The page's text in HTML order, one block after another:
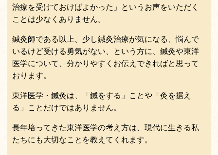
治療を受けておけばよかった」というお声をいただく
ことは少なくありません。
鍼灸師である以上、少し鍼灸治療が気になる、悩んで
いるけど受ける勇気がない、という方に、鍼灸や東洋
医学について、分かりやすくお伝えできればと思って
おります。
東洋医学・鍼灸は、「鍼をする」ことや「灸を据え
る」ことだけではありません。
長年培ってきた東洋医学の考え方は、現代に生きる私
たちにも大切なことを教えてくれます。